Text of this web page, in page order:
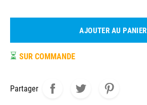
AJOUTER AU PANIER
⏳ SUR COMMANDE
Partager